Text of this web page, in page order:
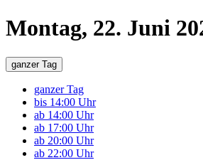
Montag, 22. Juni
ganzer Tag
ganzer Tag
bis 14:00 Uhr
ab 14:00 Uhr
ab 17:00 Uhr
ab 20:00 Uhr
ab 22:00 Uhr